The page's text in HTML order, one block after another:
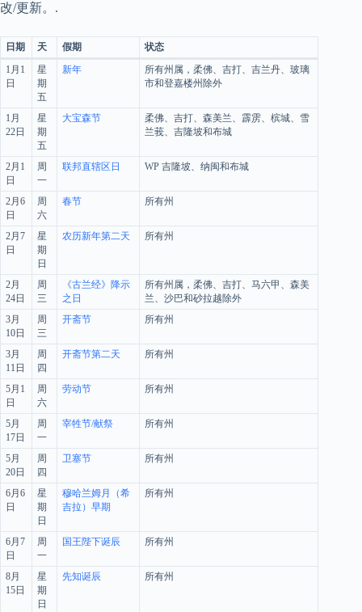
改/更新。.
日期 天 假期
状态
1月1
日
星
期
五
新年
所有州属，柔佛、吉打、吉兰丹、玻璃
市和登嘉楼州除外
1月
22日
星
期
五
大宝森节
柔佛、吉打、森美兰、霹雳、槟城、雪
兰莪、吉隆坡和布城
2月1
日
周
一
联邦直辖区日 WP 吉隆坡、纳闽和布城
2月6
日
周
六
春节 所有州
2月7
日
星
期
日
农历新年第二天 所有州
2月
24日
周
三
《古兰经》降示
之日
所有州属，柔佛、吉打、马六甲、森美
兰、沙巴和砂拉越除外
3月
10日
周
三
开斋节 所有州
3月
11日
周
四
开斋节第二天 所有州
5月1
日
周
六
劳动节 所有州
5月
17日
周
一
宰牲节/献祭 所有州
5月
20日
周
四
卫塞节 所有州
6月6
日
星
期
日
穆哈兰姆月（希
吉拉）早期
所有州
6月7
日
周
一
国王陛下诞辰 所有州
8月
15日
星
期
日
先知诞辰 所有州